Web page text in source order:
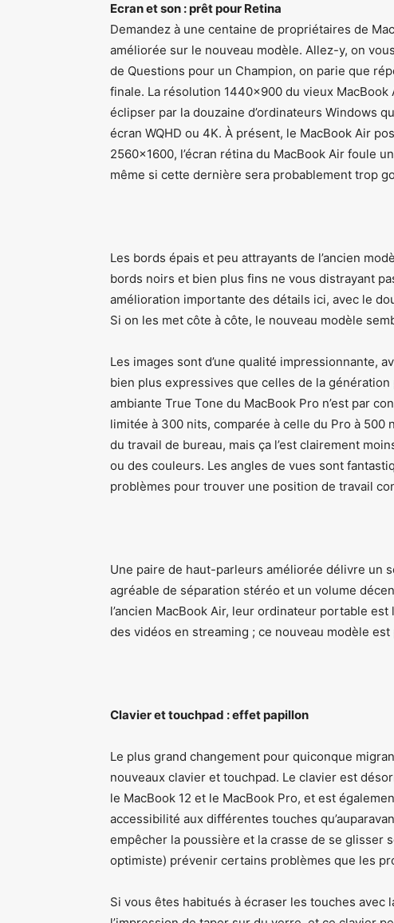
Ecran et son : prêt pour Retina
Demandez à une centaine de propriétaires de
améliorée sur le nouveau modèle. Allez-y, on
de Questions pour un Champion, on parie que
finale. La résolution 1440×900 du vieux
éclipser par la douzaine d’ordinateurs Windows
écran WQHD ou 4K. À présent, le MacBook Air
2560×1600, l’écran rétina du MacBook Air foule
même si cette dernière sera probablement trop
Les bords épais et peu attrayants de l’ancien
bords noirs et bien plus fins ne vous distrayant
amélioration importante des détails ici, avec le
Si on les met côte à côte, le nouveau modèle
Les images sont d’une qualité impressionnante,
bien plus expressives que celles de la
ambiante True Tone du MacBook Pro n’est par
limitée à 300 nits, comparée à celle du Pro à 500
du travail de bureau, mais ça l’est clairement
ou des couleurs. Les angles de vues sont
problèmes pour trouver une position de travail
Une paire de haut-parleurs améliorée délivre un
agréable de séparation stéréo et un volume
l’ancien MacBook Air, leur ordinateur portable
des vidéos en streaming ; ce nouveau modèle
Clavier et touchpad : effet papillon
Le plus grand changement pour quiconque
nouveaux clavier et touchpad. Le clavier est
le MacBook 12 et le MacBook Pro, et est
accessibilité aux différentes touches
empêcher la poussière et la crasse de se glisser
optimiste) prévenir certains problèmes que les
Si vous êtes habitués à écraser les touches avec